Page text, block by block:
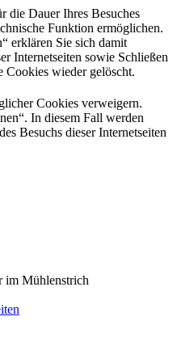
die Dauer Ihres Besuches
Funktion ermöglichen.
erklären Sie sich damit
Internetseiten sowie Schließen
Cookies wieder gelöscht.
Cookies verweigern.
In diesem Fall werden
Besuchs dieser Internetseiten
im Mühlenstrich